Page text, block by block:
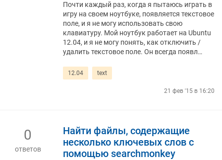
Почти каждый раз, когда я пытаюсь играть в
игру на своем ноутбуке, появляется текстовое
поле, и я не могу использовать свою
клавиатуру. Мой ноутбук работает на Ubuntu
12.04, и я не могу понять, как отключить /
удалить текстовое поле. Он всегда появл…
12.04 text
21 фев '15 в 16:20
0
ответов
Найти файлы, содержащие
несколько ключевых слов с
помощью searchmonkey